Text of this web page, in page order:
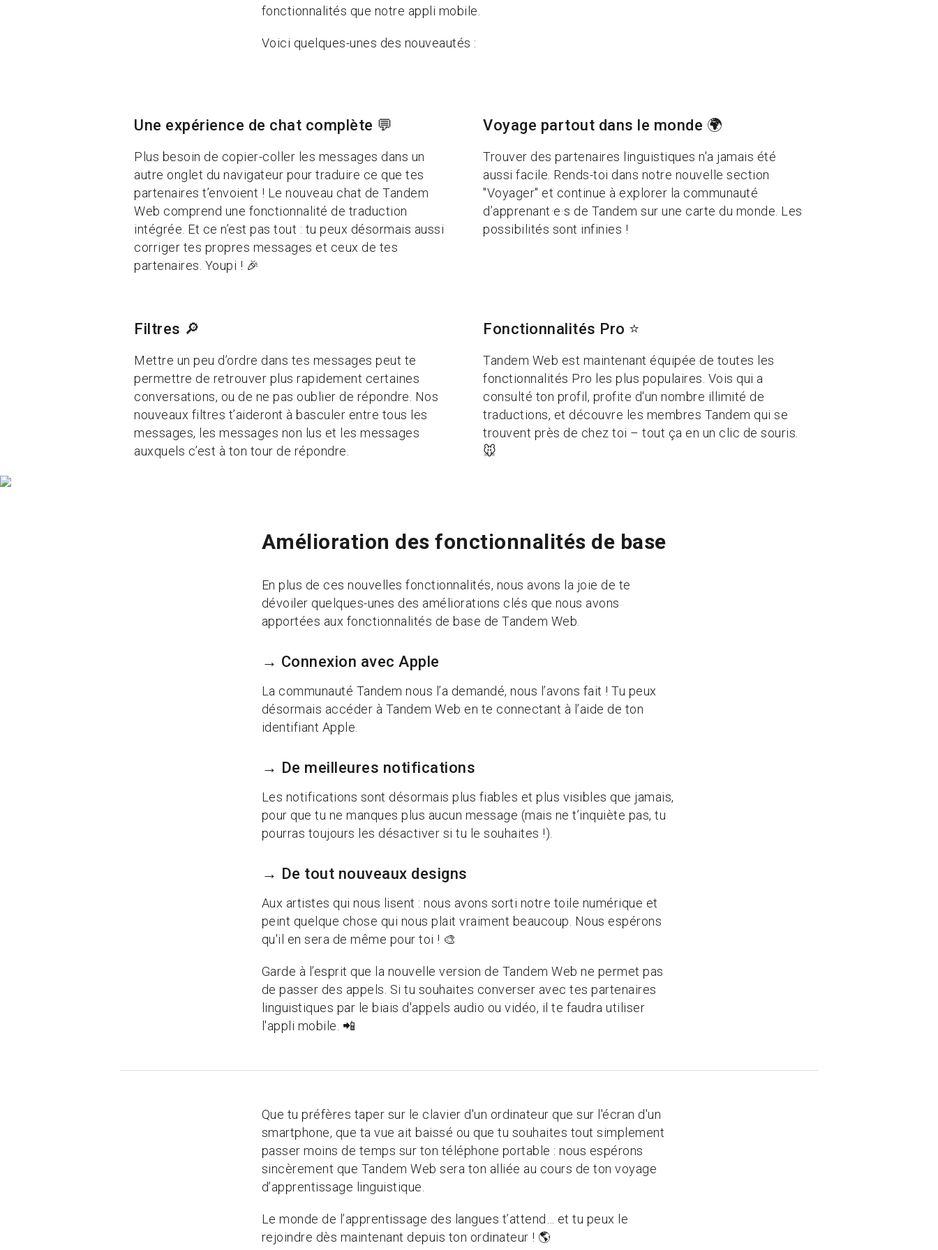
fonctionnalités que notre appli mobile.
Voici quelques-unes des nouveautés :
Une expérience de chat complète 💬
Plus besoin de copier-coller les messages dans un
autre onglet du navigateur pour traduire ce que tes
partenaires t’envoient ! Le nouveau chat de Tandem
Web comprend une fonctionnalité de traduction
intégrée. Et ce n’est pas tout : tu peux désormais aussi
corriger tes propres messages et ceux de tes
partenaires. Youpi ! 🎉
Voyage partout dans le monde 🌍
Trouver des partenaires linguistiques n'a jamais été
aussi facile. Rends-toi dans notre nouvelle section
"Voyager" et continue à explorer la communauté
d’apprenant·e·s de Tandem sur une carte du monde. Les
possibilités sont infinies !
Filtres 🔎
Mettre un peu d’ordre dans tes messages peut te
permettre de retrouver plus rapidement certaines
conversations, ou de ne pas oublier de répondre. Nos
nouveaux filtres t’aideront à basculer entre tous les
messages, les messages non lus et les messages
auxquels c’est à ton tour de répondre.
Fonctionnalités Pro ⭐️
Tandem Web est maintenant équipée de toutes les
fonctionnalités Pro les plus populaires. Vois qui a
consulté ton profil, profite d'un nombre illimité de
traductions, et découvre les membres Tandem qui se
trouvent près de chez toi – tout ça en un clic de souris.
🐭
Amélioration des fonctionnalités de base
En plus de ces nouvelles fonctionnalités, nous avons la joie de te
dévoiler quelques-unes des améliorations clés que nous avons
apportées aux fonctionnalités de base de Tandem Web.
→ Connexion avec Apple
La communauté Tandem nous l’a demandé, nous l’avons fait ! Tu peux
désormais accéder à Tandem Web en te connectant à l’aide de ton
identifiant Apple.
→ De meilleures notifications
Les notifications sont désormais plus fiables et plus visibles que jamais,
pour que tu ne manques plus aucun message (mais ne t’inquiète pas, tu
pourras toujours les désactiver si tu le souhaites !).
→ De tout nouveaux designs
Aux artistes qui nous lisent : nous avons sorti notre toile numérique et
peint quelque chose qui nous plait vraiment beaucoup. Nous espérons
qu'il en sera de même pour toi ! 🎨
Garde à l’esprit que la nouvelle version de Tandem Web ne permet pas
de passer des appels. Si tu souhaites converser avec tes partenaires
linguistiques par le biais d'appels audio ou vidéo, il te faudra utiliser
l'appli mobile. 📲
Que tu préfères taper sur le clavier d'un ordinateur que sur l'écran d'un
smartphone, que ta vue ait baissé ou que tu souhaites tout simplement
passer moins de temps sur ton téléphone portable : nous espérons
sincèrement que Tandem Web sera ton alliée au cours de ton voyage
d’apprentissage linguistique.
Le monde de l’apprentissage des langues t’attend… et tu peux le
rejoindre dès maintenant depuis ton ordinateur ! 🌎